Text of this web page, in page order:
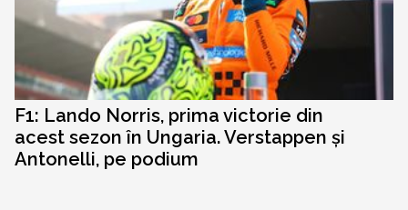
F1: Lando Norris, prima victorie din
acest sezon în Ungaria. Verstappen și
Antonelli, pe podium